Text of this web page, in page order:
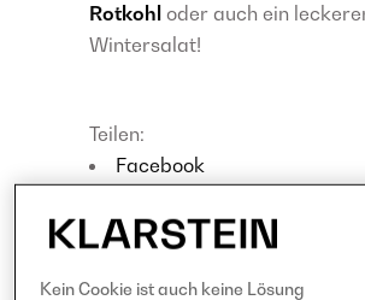
Rotkohl oder auch ein
Wintersalat!
Teilen:
Facebook
LinkedIn
Kein Cookie ist auch keine Lösung